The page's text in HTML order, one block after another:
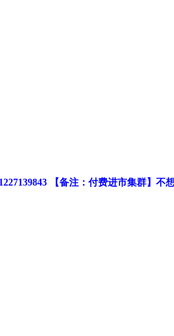
【备注：付费进市集群】不